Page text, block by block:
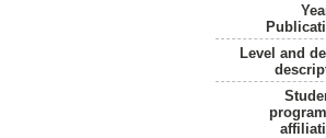
Level and